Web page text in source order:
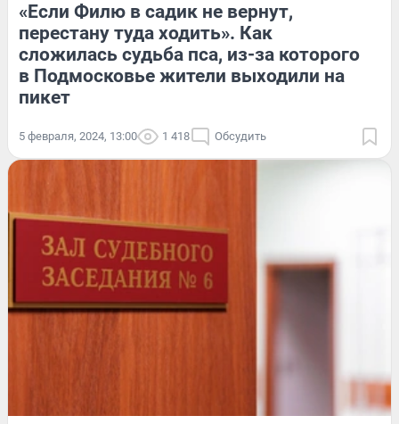
«Если Филю в садик не вернут,
перестану туда ходить». Как
сложилась судьба пса, из-за которого
в Подмосковье жители выходили на
пикет
5 февраля, 2024, 13:00 1 418 Обсудить